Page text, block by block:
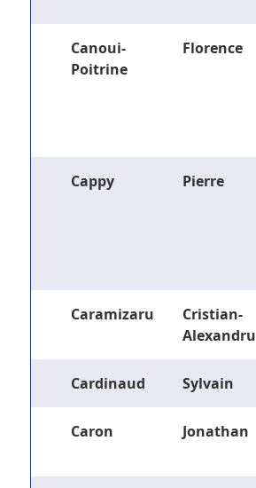
Canoui-
Poitrine
Florence
Cappy Pierre
Caramizaru
Cristian-
Alexandru
Cardinaud Sylvain
Caron Jonathan